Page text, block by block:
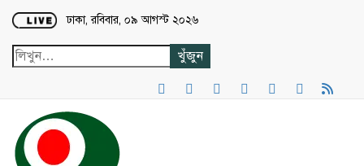
Loading...
ঢাকা, রবিবার, ০৯ আগস্ট ২০২৬